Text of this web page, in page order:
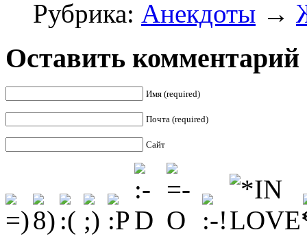
Рубрика: Анекдоты →
Оставить комментарий
Имя (required)
Почта (required)
Сайт